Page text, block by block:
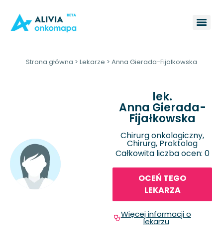
Strona główna > Lekarze > Anna Gierada-Fijałkowska
lek.
Anna Gierada-
Fijałkowska
Chirurg onkologiczny,
Chirurg, Proktolog
Całkowita liczba ocen: 0
OCEŃ TEGO
LEKARZA
Więcej informacji o
lekarzu